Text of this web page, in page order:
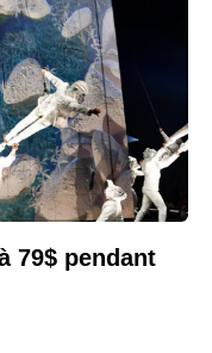
79$ pendant